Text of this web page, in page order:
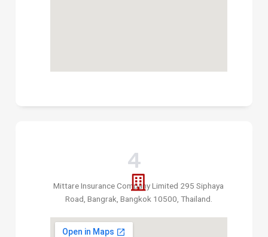
4
Mittare Insurance Company Limited 295 Siphaya
Road, Bangrak, Bangkok 10500, Thailand.